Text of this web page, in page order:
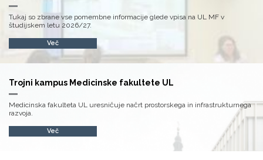
Trojni kampus Medicinske fakultete UL
Medicinska fakulteta UL uresničuje načrt prostorskega in infrastrukturnega
razvoja.
Več
Tukaj so zbrane vse pomembne informacije glede vpisa na UL MF v
študijskem letu 2026/27.
Več